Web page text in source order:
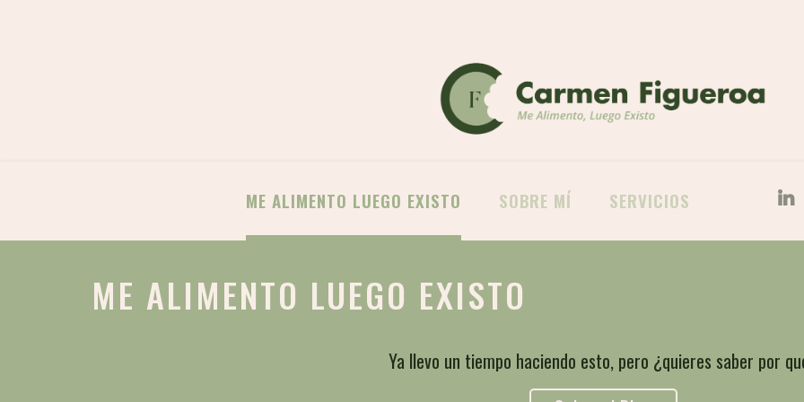
ME ALIMENTO LUEGO EXISTO SOBRE MÍ SERVICIOS
ME ALIMENTO LUEGO EXISTO
Ya llevo un tiempo haciendo esto, pero ¿quieres saber por